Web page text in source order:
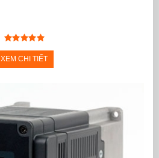
XEM CHI TIẾT